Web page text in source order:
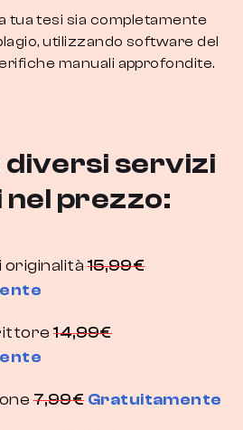
tua tesi sia completamente
utilizzando software del
manuali approfondite.
servizi
nel prezzo:
originalità15,99€
14,99€
7,99€ Gratuitamente